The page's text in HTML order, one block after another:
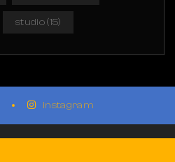
studio(15)
instagram